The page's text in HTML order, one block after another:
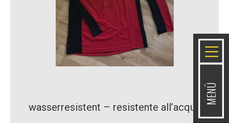
MENÜ
wasserresistent – resistente all’acqua